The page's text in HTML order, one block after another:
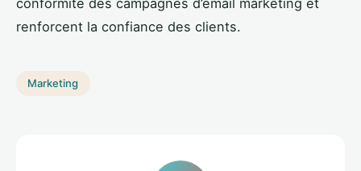
renforcent la confiance des clients.
Marketing